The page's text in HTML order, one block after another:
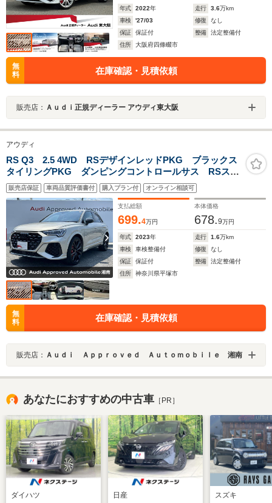
年式 2022年 走行 3.6万km
車検
'27/03 修復
なし
保証
保証付 整備
法定整備付
住所
大阪府四條畷市
無
料
在庫確認・見積依頼
販売店： Ａｕｄｉ正規ディーラー アウディ東大阪
アウディ
RS Q3 2.5 4WD RSデザインレッドPKG ブラックス
タイリングPKG ダンピングコントロールサス RSスポ
ーツエキゾースト OP21インチAW SONOS エクステ
リアカーボン レッドキャリパー 1オーナー
販売店保証 車両品質評価書付 購入プラン付 オンライン相談可
支払総額
699.4万円
本体価格
678.9万円
年式 2023年 走行 1.6万km
車検
車検整備付 修復
なし
保証
保証付 整備
法定整備付
住所
神奈川県平塚市
無
料
在庫確認・見積依頼
販売店： Ａｕｄｉ Ａｐｐｒｏｖｅｄ Ａｕｔｏｍｏｂｉｌｅ 湘南
あなたにおすすめの中古車 ［PR］
ダイハツ 日産 スズキ